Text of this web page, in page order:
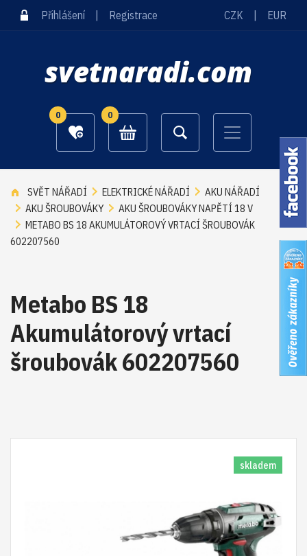
Přihlášení Registrace CZK EUR
svetnaradi.com
0 0
SVĚT NÁŘADÍ ELEKTRICKÉ NÁŘADÍ
AKU NÁŘADÍ
AKU ŠROUBOVÁKY
AKU ŠROUBOVÁKY NAPĚTÍ 18 V
METABO BS 18 AKUMULÁTOROVÝ VRTACÍ ŠROUBOVÁK
602207560
Metabo BS 18
Akumulátorový vrtací
šroubovák 602207560
skladem